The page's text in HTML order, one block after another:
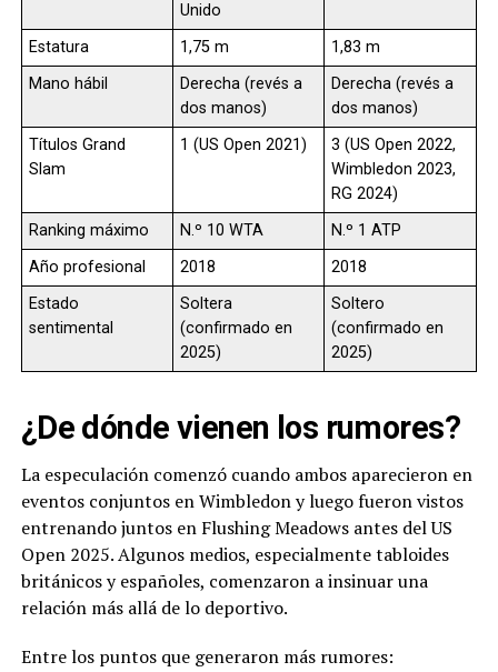
Unido
Estatura 1,75 m
1,83 m
Mano hábil
Derecha (revés a
dos manos)
Derecha (revés a
dos manos)
Títulos Grand
Slam
1 (US Open 2021)
3 (US Open 2022,
Wimbledon 2023,
RG 2024)
Ranking máximo
N.º 10 WTA
N.º 1 ATP
Año profesional
2018
2018
Estado
sentimental
Soltera
(confirmado en
2025)
Soltero
(confirmado en
2025)
¿De dónde vienen los rumores?
La especulación comenzó cuando ambos aparecieron en
eventos conjuntos en Wimbledon y luego fueron vistos
entrenando juntos en Flushing Meadows antes del US
Open 2025. Algunos medios, especialmente tabloides
británicos y españoles, comenzaron a insinuar una
relación más allá de lo deportivo.
Entre los puntos que generaron más rumores: